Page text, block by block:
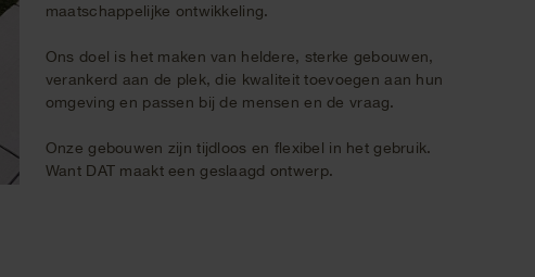
maatschappelijke ontwikkeling.
Ons doel is het maken van heldere, sterke gebouwen,
verankerd aan de plek, die kwaliteit toevoegen aan hun
omgeving en passen bij de mensen en de vraag.
Onze gebouwen zijn tijdloos en flexibel in het gebruik.
Want DAT maakt een geslaagd ontwerp.